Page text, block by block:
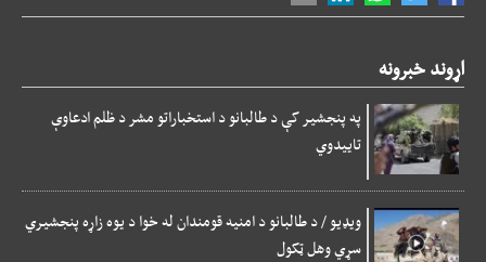
اړوند خبرونه
په پنجشیر کې د طالبانو د استخباراتو مشر د ظلم ادعاوې
تاییدوي
ویډیو / د طالبانو د امنیه قومندان له خوا د یوه زاړه پنجشیري
سړي وهل ټکول